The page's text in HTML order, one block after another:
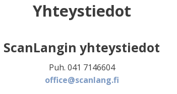
Yhteystiedot
ScanLangin yhteystiedot
Puh. 041 7146604
office@scanlang.fi